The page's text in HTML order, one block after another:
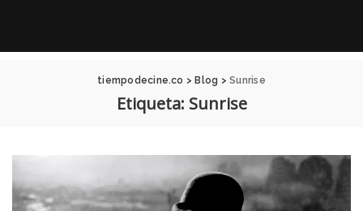
tiempodecine.co > Blog >Sunrise
Etiqueta: Sunrise